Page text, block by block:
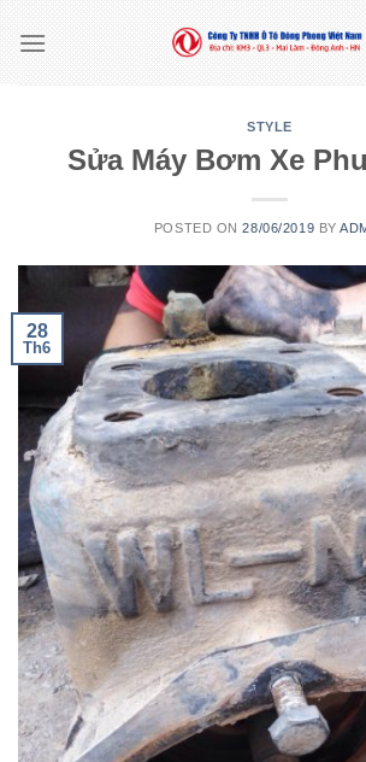
STYLE
Sửa Máy Bơm Xe
POSTED ON28/06/2019 BY
28
Th6